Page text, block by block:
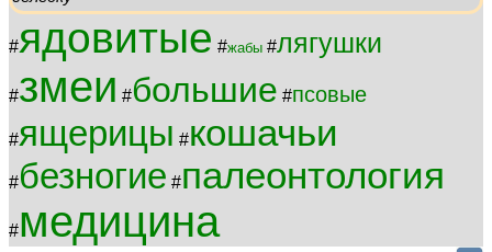
#ядовитые #жабы #лягушки
#змеи #большие #псовые
#ящерицы #кошачьи
#безногие #палеонтология
#медицина